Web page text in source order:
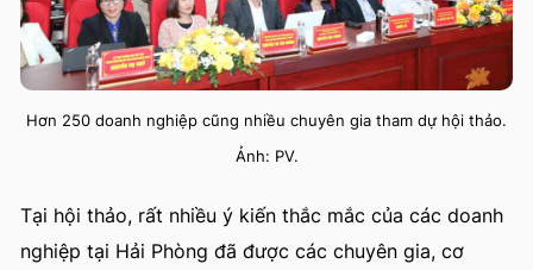
Hơn 250 doanh nghiệp cũng nhiều chuyên gia tham dự hội thảo.
Ảnh: PV.
Tại hội thảo, rất nhiều ý kiến thắc mắc của các doanh
nghiệp tại Hải Phòng đã được các chuyên gia, cơ